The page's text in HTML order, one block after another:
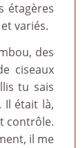
étagères
variés.
des
ciseaux
tu sais
Il était là,
contrôle.
il me